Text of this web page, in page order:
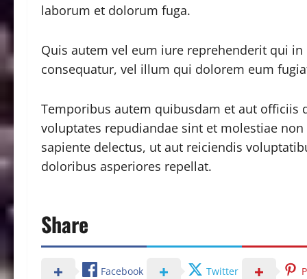
laborum et dolorum fuga.
Quis autem vel eum iure reprehenderit qui
consequatur, vel illum qui dolorem eum
Temporibus autem quibusdam et aut officiis
voluptates repudiandae sint et molestiae
sapiente delectus, ut aut reiciendis
doloribus asperiores repellat.
Share
Facebook Twitter